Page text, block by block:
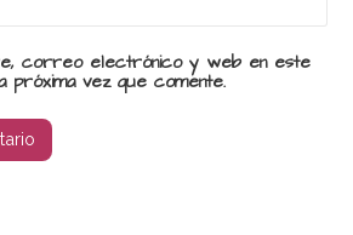
correo electrónico y web en este
próxima vez que comente.